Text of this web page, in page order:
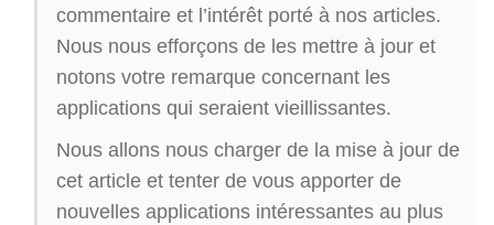
commentaire et l’intérêt porté à nos articles.
Nous nous efforçons de les mettre à jour et
notons votre remarque concernant les
applications qui seraient vieillissantes.
Nous allons nous charger de la mise à jour de
cet article et tenter de vous apporter de
nouvelles applications intéressantes au plus